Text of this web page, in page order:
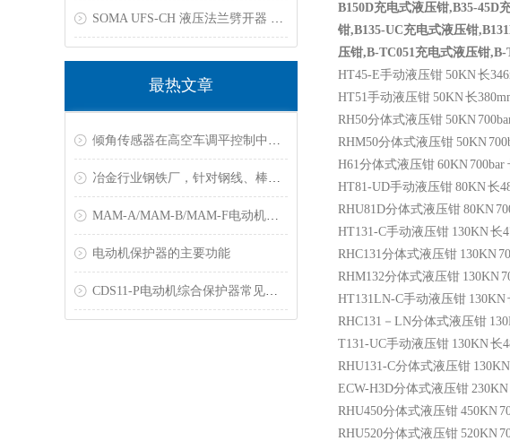
SOMA UFS-CH 液压法兰劈开器 资料下载
最热文章
倾角传感器在高空车调平控制中的应用
冶金行业钢铁厂，针对钢线、棒材测温解决方案
MAM-A/MAM-B/MAM-F电动机保护器常见故障
电动机保护器的主要功能
CDS11-P电动机综合保护器常见故障
B150D充电式液压钳,B35-45D
钳,B135-UC充电式液压钳
压钳,B-TC051充电式液压钳,B-
HT45-E手动液压钳 50KN长
HT51手动液压钳 50KN长
RH50分体式液压钳 50KN
RHM50分体式液压钳 50KN
H61分体式液压钳 60KN 700bar
HT81-UD手动液压钳 80KN长
RHU81D分体式液压钳 80KN
HT131-C手动液压钳 130KN长
RHC131分体式液压钳 130KN
RHM132分体式液压钳 130KN
HT131LN-C手动液压钳 130KN
RHC131 － LN分体式液压钳
T131-UC手动液压钳 130KN长
RHU131-C分体式液压钳
ECW-H3D分体式液压钳 230KN
RHU450分体式液压钳 450KN
RHU520分体式液压钳 520KN